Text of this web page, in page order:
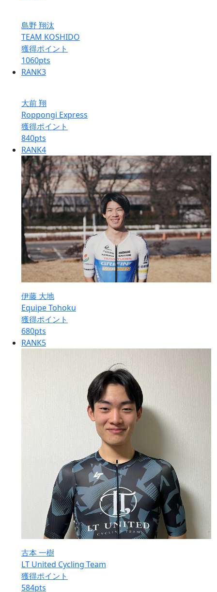
島野 翔汰
TEAM KOSHIDO
獲得ポイント
1060pts
RANK3
大前 翔
Roppongi Express
獲得ポイント
840pts
RANK4
伊藤 大地
Equipe Tohoku
獲得ポイント
680pts
RANK5
古本 一樹
LT United Cycling Team
獲得ポイント
584pts